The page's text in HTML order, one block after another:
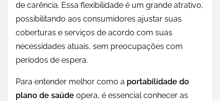
de carência. Essa flexibilidade é um grande atrativo,
possibilitando aos consumidores ajustar suas
coberturas e serviços de acordo com suas
necessidades atuais, sem preocupações com
períodos de espera.
Para entender melhor como a portabilidade do
plano de saúde opera, é essencial conhecer as